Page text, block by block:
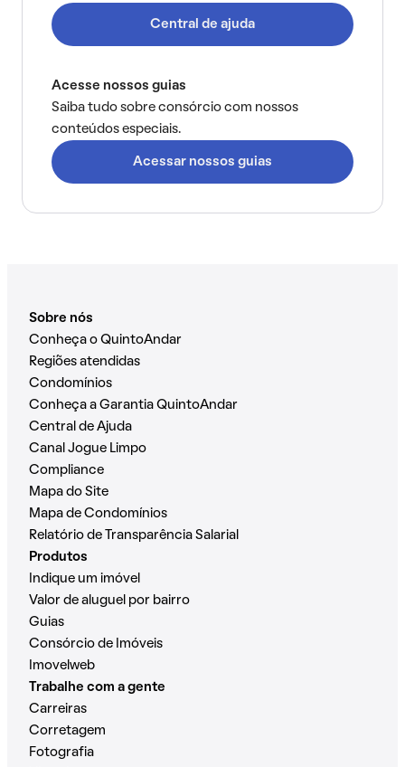
Central de ajuda
Acesse nossos guias
Saiba tudo sobre consórcio com nossos
conteúdos especiais.
Acessar nossos guias
Sobre nós
Conheça o QuintoAndar
Regiões atendidas
Condomínios
Conheça a Garantia QuintoAndar
Central de Ajuda
Canal Jogue Limpo
Compliance
Mapa do Site
Mapa de Condomínios
Relatório de Transparência Salarial
Produtos
Indique um imóvel
Valor de aluguel por bairro
Guias
Consórcio de Imóveis
Imovelweb
Trabalhe com a gente
Carreiras
Corretagem
Fotografia